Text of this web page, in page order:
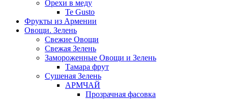
Орехи в меду
Te Gusto
Фрукты из Армении
Овощи. Зелень
Свежие Овощи
Свежая Зелень
Замороженные Овощи и Зелень
Тамара фрут
Сушеная Зелень
АРМЧАЙ
Прозрачная фасовка